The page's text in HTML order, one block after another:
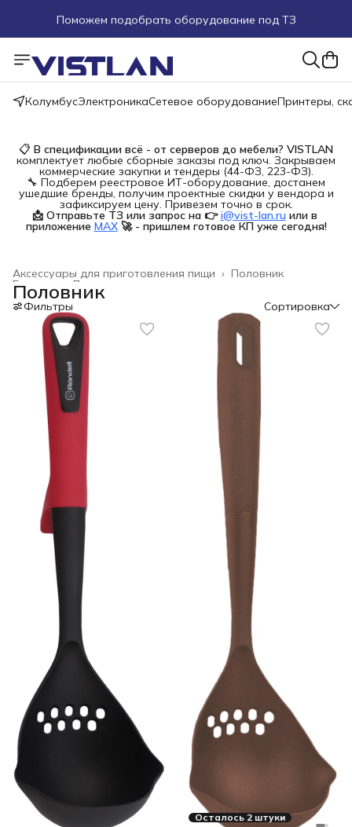
Поможем подобрать оборудование под ТЗ
Пуско-наладочные работы
Пришлите запрос на e-mail или в чат
КолумбусЭлектроникаСетевое оборудованиеПринтеры,
📋 В спецификации всё - от серверов до мебели? VISTLAN
комплектует любые сборные заказы под ключ. Закрываем
коммерческие закупки и тендеры (44-ФЗ, 223-ФЗ).
🔧 Подберем реестровое ИТ-оборудование, достанем
ушедшие бренды, получим проектные скидки у вендора и
зафиксируем цену. Привезем точно в срок.
📩 Отправьте ТЗ или запрос на 👉 i@vist-lan.ru или в
приложение MAX 🚀 - пришлем готовое КП уже сегодня!
Половник
Аксессуары для приготовления пищи ›
Дом и сад
Главная
Половник
Фильтры Сортировка
Осталось 2 штуки